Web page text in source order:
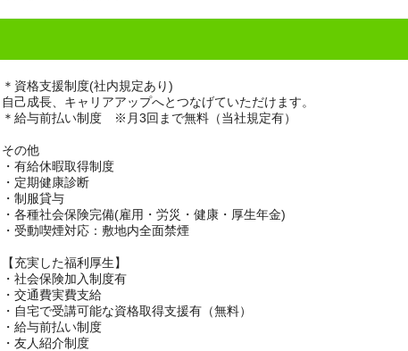
＊資格支援制度(社内規定あり)
自己成長、キャリアアップへとつなげていただけます。
＊給与前払い制度 ※月3回まで無料（当社規定有）
その他
・有給休暇取得制度
・定期健康診断
・制服貸与
・各種社会保険完備(雇用・労災・健康・厚生年金)
・受動喫煙対応：敷地内全面禁煙
【充実した福利厚生】
・社会保険加入制度有
・交通費実費支給
・自宅で受講可能な資格取得支援有（無料）
・給与前払い制度
・友人紹介制度